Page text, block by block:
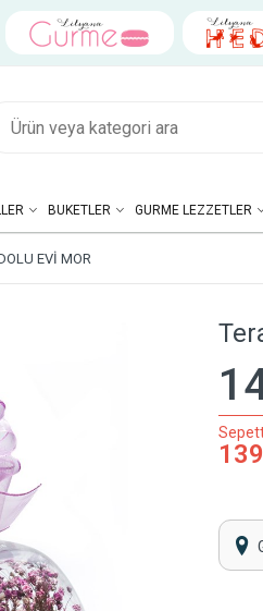
BUKETLER GURME LEZZETLER
EVI MOR